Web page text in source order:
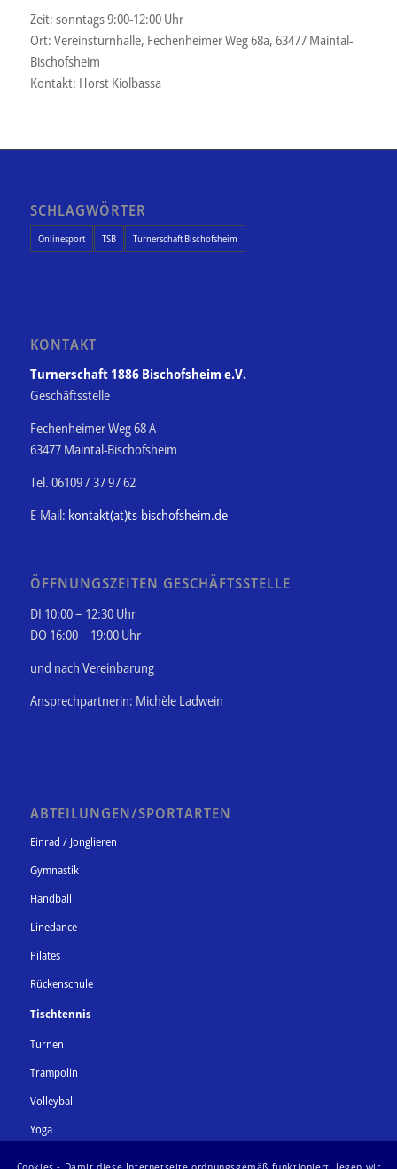
Zeit: sonntags 9:00-12:00 Uhr
Ort: Vereinsturnhalle, Fechenheimer Weg 68a, 63477 Maintal-
Bischofsheim
Kontakt: Horst Kiolbassa
SCHLAGWÖRTER
Onlinesport TSB Turnerschaft Bischofsheim
KONTAKT
Turnerschaft 1886 Bischofsheim e.V.
Geschäftsstelle
Fechenheimer Weg 68 A
63477 Maintal-Bischofsheim
Tel. 06109 / 37 97 62
E-Mail: kontakt(at)ts-bischofsheim.de
ÖFFNUNGSZEITEN GESCHÄFTSSTELLE
DI 10:00 – 12:30 Uhr
DO 16:00 – 19:00 Uhr
und nach Vereinbarung
Ansprechpartnerin: Michèle Ladwein
ABTEILUNGEN/SPORTARTEN
Einrad / Jonglieren
Gymnastik
Handball
Linedance
Pilates
Rückenschule
Tischtennis
Turnen
Trampolin
Volleyball
Yoga